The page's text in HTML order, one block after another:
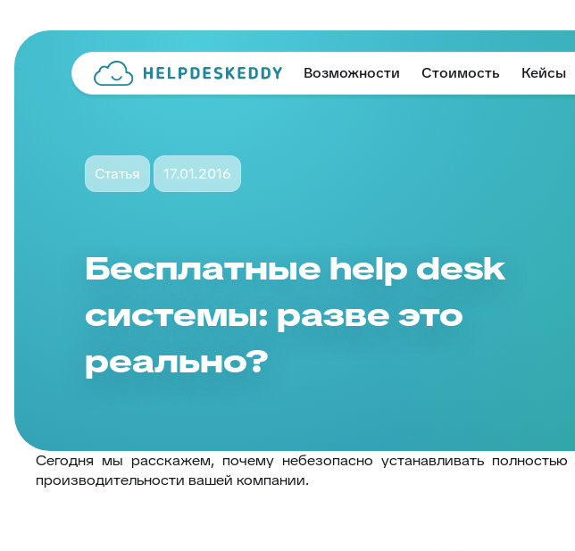
Возможности Стоимость Кейсы
Статья 17.01.2016
Бесплатные help desk
системы: разве это
реально?
Сегодня мы расскажем, почему небезопасно устанавливать полностью
производительности вашей компании.